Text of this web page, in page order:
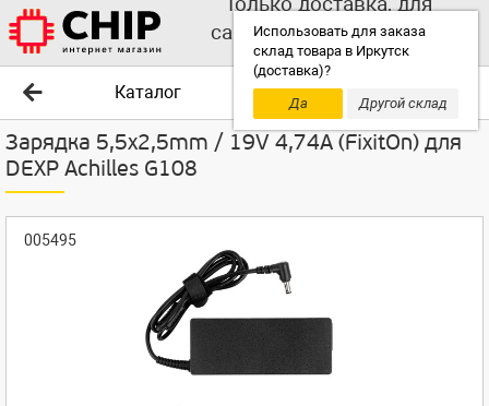
Использовать для заказа
склад товара в Иркутск
(доставка)?
Да
Другой склад
самовывоза выбирайте
другой склад!
Каталог
Зарядка 5,5x2,5mm / 19V 4,74A (FixitOn) для
DEXP Achilles G108
005495